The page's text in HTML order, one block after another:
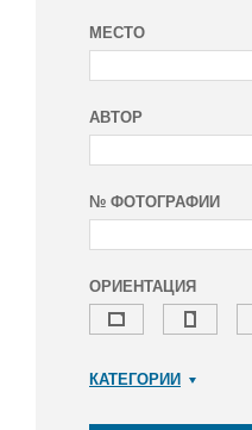
МЕСТО
АВТОР
№ ФОТОГРАФИИ
ОРИЕНТАЦИЯ
КАТЕГОРИИ